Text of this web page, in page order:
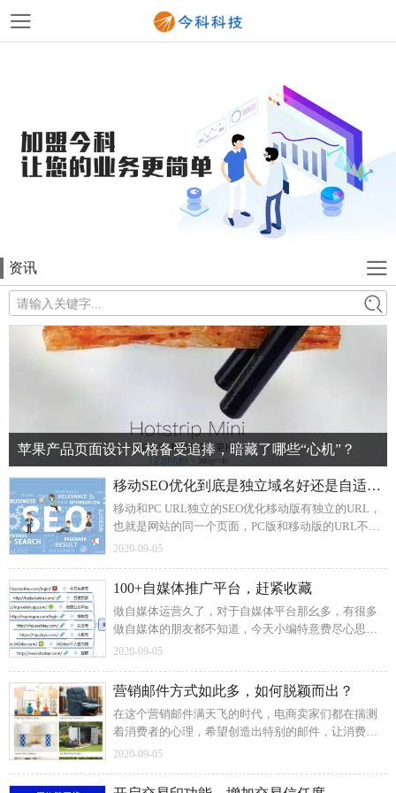
资讯
请输入关键字...
苹果产品页面设计风格备受追捧，暗藏了哪些“心机”？
移动SEO优化到底是独立域名好还是自适应好？
移动和PC URL独立的SEO优化移动版有独立的URL，
也就是网站的同一个页面，PC版和移动版的URL不一
样，这样的移动SEO优化需要在PC和移动页面上分别
2020-09-05
100+自媒体推广平台，赶紧收藏
做自媒体运营久了，对于自媒体平台那幺多，有很多
做自媒体的朋友都不知道，今天小编特意费尽心思整
理了100多个自媒体推广平台，适合做自媒体运营的、
2020-09-05
营销邮件方式如此多，如何脱颖而出？
在这个营销邮件满天飞的时代，电商卖家们都在揣测
着消费者的心理，希望创造出特别的邮件，让消费者
从众多邮件中 “相中”自己。例如Wayfair发送的台灯营
力分散掉。
2020-09-05